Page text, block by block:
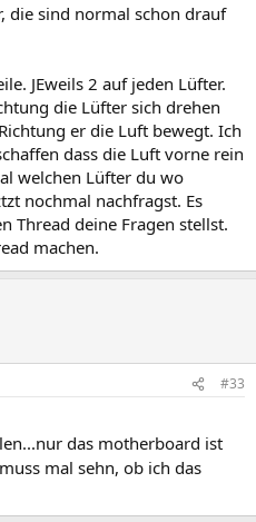
die sind normal schon drauf
JEweils 2 auf jeden Lüfter.
die Lüfter sich drehen
er die Luft bewegt. Ich
dass die Luft vorne rein
welchen Lüfter du wo
nochmal nachfragst. Es
Thread deine Fragen stellst.
machen.
#33
das motherboard ist
mal sehn, ob ich das